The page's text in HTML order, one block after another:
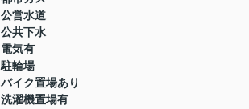
公営水道
公共下水
電気有
駐輪場
バイク置場あり
洗濯機置場有